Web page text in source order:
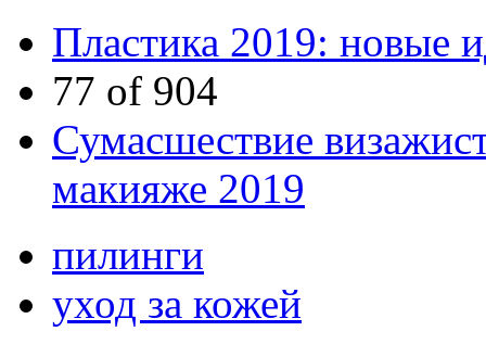
Пластика 2019: новые
77 of 904
Сумасшествие
макияже 2019
пилинги
уход за кожей